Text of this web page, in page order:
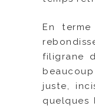
En
filigrane
juste,
quelques